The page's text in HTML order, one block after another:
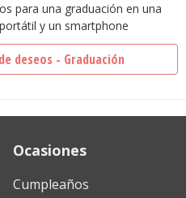
para una graduación en una
y un smartphone
deseos - Graduación
Ocasiones
Cumpleaños